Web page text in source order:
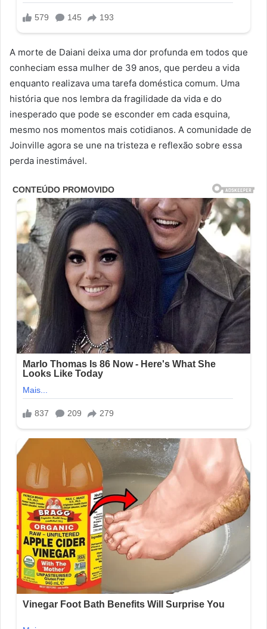
A morte de Daiani deixa uma dor profunda em todos que
conheciam essa mulher de 39 anos, que perdeu a vida
enquanto realizava uma tarefa doméstica comum. Uma
história que nos lembra da fragilidade da vida e do
inesperado que pode se esconder em cada esquina,
mesmo nos momentos mais cotidianos. A comunidade de
Joinville agora se une na tristeza e reflexão sobre essa
perda inestimável.